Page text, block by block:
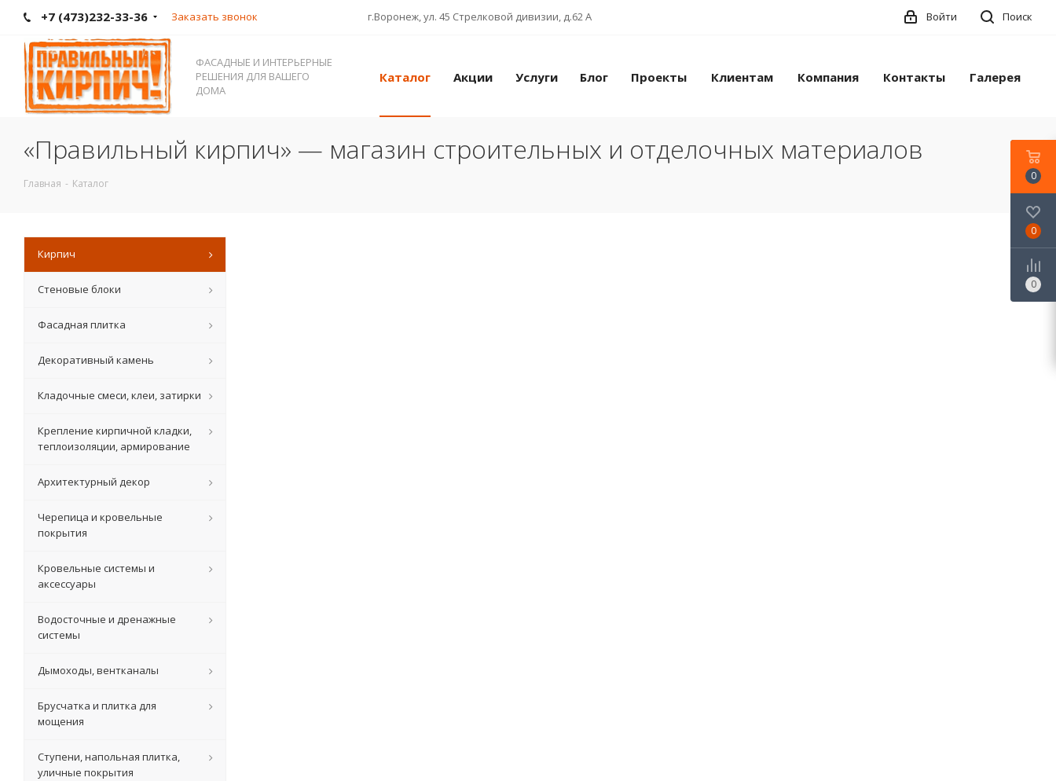
+7 (473)232-33-36 Заказать звонок г.Воронеж, ул. 45 Стрелковой дивизии, д.62 А Поиск
Войти
ФАСАДНЫЕ И ИНТЕРЬЕРНЫЕ
РЕШЕНИЯ ДЛЯ ВАШЕГО
ДОМА
Каталог Акции Услуги Блог Проекты Клиентам Компания Контакты Галерея
«Правильный кирпич» — магазин строительных и отделочных материалов
Главная - Каталог
Кирпич
Стеновые блоки
Фасадная плитка
Декоративный камень
Кладочные смеси, клеи, затирки
Крепление кирпичной кладки,
теплоизоляции, армирование
Архитектурный декор
Черепица и кровельные
покрытия
Кровельные системы и
аксессуары
Водосточные и дренажные
системы
Дымоходы, вентканалы
Брусчатка и плитка для
мощения
Ступени, напольная плитка,
уличные покрытия
0
0
0